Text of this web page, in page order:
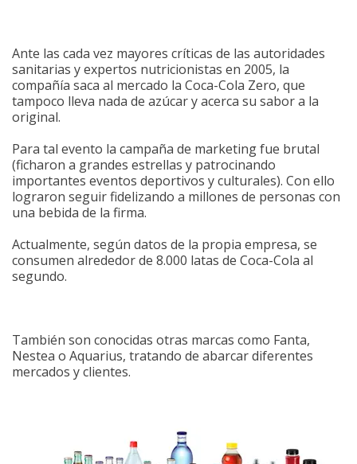
Ante las cada vez mayores críticas de las autoridades
sanitarias y expertos nutricionistas en 2005, la
compañía saca al mercado la Coca-Cola Zero, que
tampoco lleva nada de azúcar y acerca su sabor a la
original.
Para tal evento la campaña de marketing fue brutal
(ficharon a grandes estrellas y patrocinando
importantes eventos deportivos y culturales). Con ello
lograron seguir fidelizando a millones de personas con
una bebida de la firma.
Actualmente, según datos de la propia empresa, se
consumen alrededor de 8.000 latas de Coca-Cola al
segundo.
También son conocidas otras marcas como Fanta,
Nestea o Aquarius, tratando de abarcar diferentes
mercados y clientes.